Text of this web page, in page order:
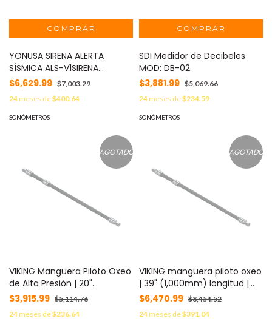
YONUSA SIRENA ALERTA
SÍSMICA ALS-V1SIRENA
YONUSA, CONTIENE AUDIO
OFICIAL DEL SISTEMA DE
ALERTA SÍSMICO MEXICANO.
120 DB DE SALIDA SONORA
$6,629.99 $7,003.29
24meses de$400.64
SONÓMETROS
SDI Medidor de Decibeles
MOD: DB-02
$3,881.99 $5,069.66
24meses de$234.59
SONÓMETROS
AGOTADO
VIKING Manguera Piloto Oxeo
de Alta Presión | 20"
(600mm) longitud |
Sistemas de Extinción Oxeo
MOD: 24467
$3,915.99 $5,114.76
24meses de$236.64
AGOTADO
VIKING manguera piloto oxeo
| 39" (1,000mm) longitud |
Sistemas de extinción Oxeo
MOD: 24468
$6,470.99 $8,454.52
24meses de$391.04